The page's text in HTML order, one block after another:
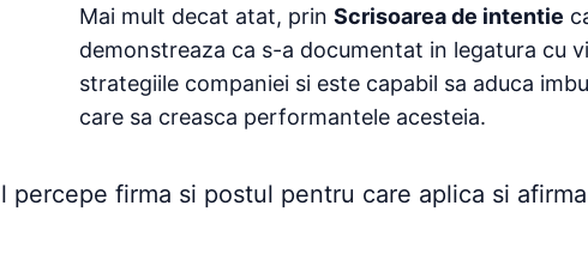
Mai mult decat atat, prin Scrisoarea de intentie
demonstreaza ca s-a documentat in legatura cu
strategiile companiei si este capabil sa aduca
care sa creasca performantele acesteia.
firma si postul pentru care aplica si